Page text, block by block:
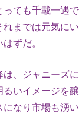
ても千載一遇
までは元気に
ずだ。
、ジャニーズ
いイメージを
なり市場も湧い